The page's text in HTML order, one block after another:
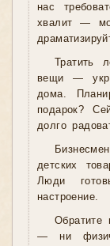
нас
хвалит —
Тратить
вещи —
дома.
подарок?
долго
детских
Люди
настроение.
Обратите
— ни